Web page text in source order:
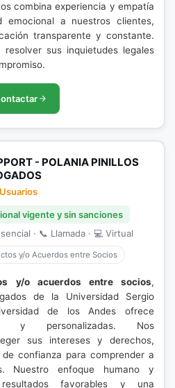
combina experiencia y empatía
emocional a nuestros clientes,
transparente y constante.
sus inquietudes legales
- POLANIA PINILLOS
vigente y sin sanciones
· 📞 Llamada · 💻 Virtual
y/o Acuerdos entre Socios
y/o acuerdos entre socios,
de la Universidad Sergio
de los Andes ofrece
y personalizadas. Nos
sus intereses y derechos,
confianza para comprender a
Nuestro enfoque humano y
favorables y una